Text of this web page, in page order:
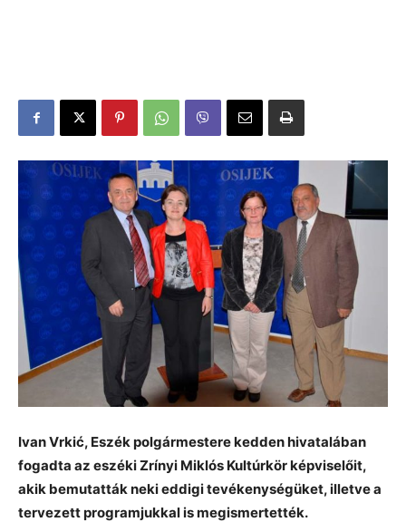
Ivan Vrkić, Eszék polgármestere kedden hivatalában
fogadta az eszéki Zrínyi Miklós Kultúrkör képviselőit,
akik bemutatták neki eddigi tevékenységüket, illetve a
tervezett programjukkal is megismertették.